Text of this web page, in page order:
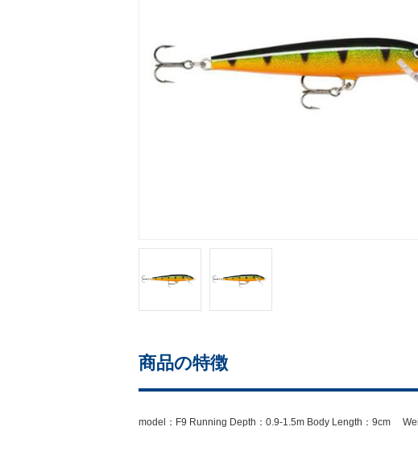
商品の特徴
model：F9 Running Depth：0.9-1.5m Body Length：9cm